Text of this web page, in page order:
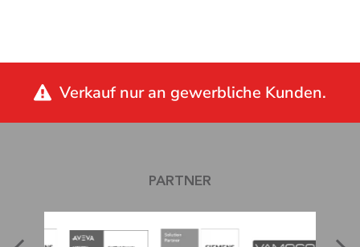
Verkauf nur an gewerbliche Kunden.
PARTNER